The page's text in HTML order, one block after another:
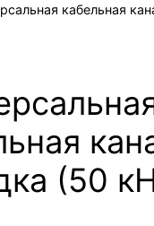
кабельная
(50